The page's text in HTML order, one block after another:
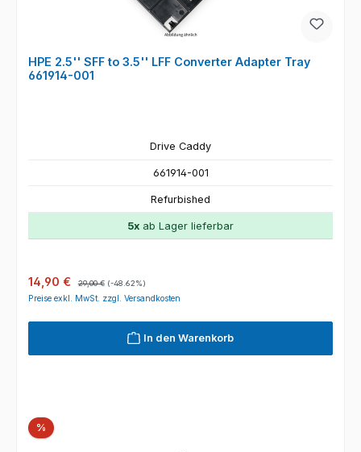
HPE 2.5'' SFF to 3.5'' LFF Converter Adapter Tray
661914-001
Drive Caddy
661914-001
Refurbished
5x ab Lager lieferbar
Verkaufspreis:
14,90 € 29,00 € (-48.62%)
Preise exkl. MwSt. zzgl. Versandkosten
In den Warenkorb
%Rabatt